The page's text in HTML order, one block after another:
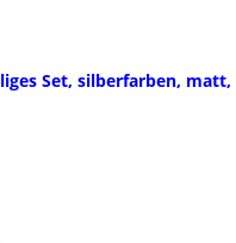
Set, silberfarben, matt,